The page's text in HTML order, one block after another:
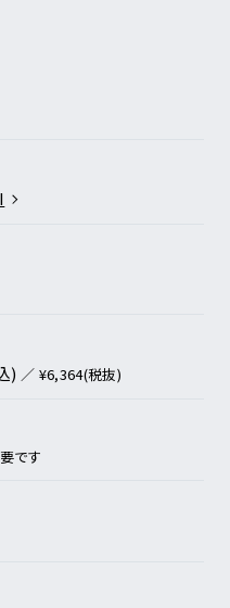
) ／ ¥6,364(税抜)
です